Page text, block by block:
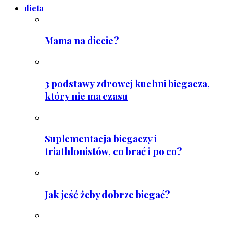
dieta
Mama na diecie?
3 podstawy zdrowej kuchni biegacza,
który nie ma czasu
Suplementacja biegaczy i
triathlonistów, co brać i po co?
Jak jeść żeby dobrze biegać?